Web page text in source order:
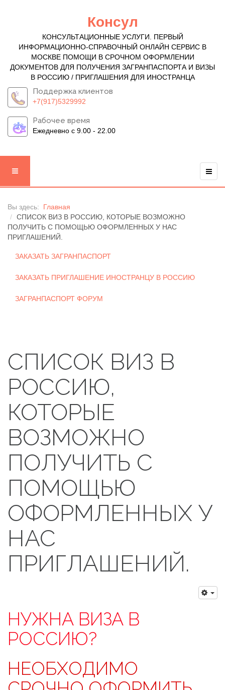
Консул
КОНСУЛЬТАЦИОННЫЕ УСЛУГИ. ПЕРВЫЙ
ИНФОРМАЦИОННО-СПРАВОЧНЫЙ ОНЛАЙН СЕРВИС В
МОСКВЕ ПОМОЩИ В СРОЧНОМ ОФОРМЛЕНИИ
ДОКУМЕНТОВ ДЛЯ ПОЛУЧЕНИЯ ЗАГРАНПАСПОРТА И ВИЗЫ
В РОССИЮ / ПРИГЛАШЕНИЯ ДЛЯ ИНОСТРАНЦА
Поддержка клиентов
+7(917)5329992
Рабочее время
Ежедневно с 9.00 - 22.00
Вы здесь: Главная
СПИСОК ВИЗ В РОССИЮ, КОТОРЫЕ ВОЗМОЖНО
ПОЛУЧИТЬ С ПОМОЩЬЮ ОФОРМЛЕННЫХ У НАС
ПРИГЛАШЕНИЙ.
ЗАКАЗАТЬ ЗАГРАНПАСПОРТ
ЗАКАЗАТЬ ПРИГЛАШЕНИЕ ИНОСТРАНЦУ В РОССИЮ
ЗАГРАНПАСПОРТ ФОРУМ
СПИСОК ВИЗ В
РОССИЮ,
КОТОРЫЕ
ВОЗМОЖНО
ПОЛУЧИТЬ С
ПОМОЩЬЮ
ОФОРМЛЕННЫХ У
НАС
ПРИГЛАШЕНИЙ.
НУЖНА ВИЗА В
РОССИЮ?
НЕОБХОДИМО